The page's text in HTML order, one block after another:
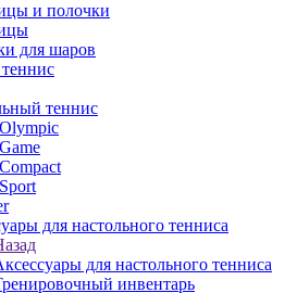
и полочки
для шаров
теннис
для настольного тенниса
для настольного тенниса
инвентарь